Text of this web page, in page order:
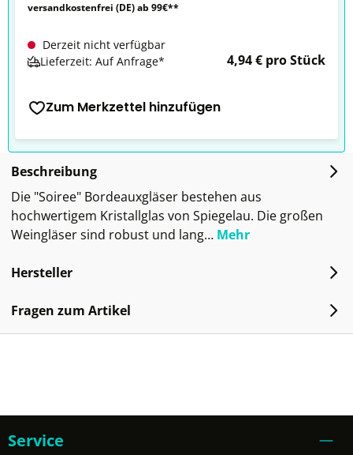
versandkostenfrei (DE) ab 99€**
Derzeit nicht verfügbar
Lieferzeit: Auf Anfrage*
4,94 € pro Stück
Zum Merkzettel hinzufügen
Beschreibung
Die "Soiree" Bordeauxgläser bestehen aus
hochwertigem Kristallglas von Spiegelau. Die großen
Weingläser sind robust und lang… Mehr
Hersteller
Fragen zum Artikel
Service